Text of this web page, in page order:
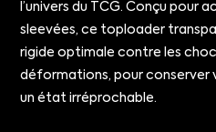
l’univers du TCG. Conçu pour
sleevées, ce toploader
rigide optimale contre les
déformations, pour conserver
un état irréprochable.